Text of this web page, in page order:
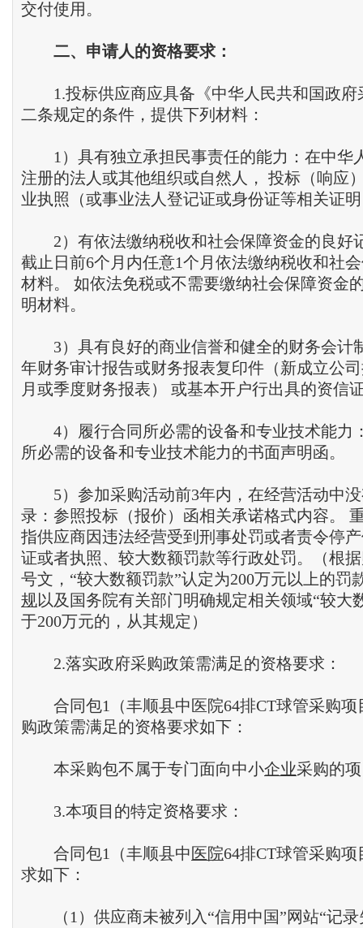
交付使用。
二、申请人的资格要求：
1.投标供应商应具备《中华人民共和国政府
二条规定的条件，提供下列材料：
1）具有独立承担民事责任的能力：在中华
注册的法人或其他组织或自然人， 投标（响应
业执照（或事业法人登记证或身份证等相关证
2）有依法缴纳税收和社会保障资金的良好
截止日前6个月内任意1个月依法缴纳税收和社
材料。 如依法免税或不需要缴纳社会保障资金
明材料。
3）具有良好的商业信誉和健全的财务会计
年财务审计报告或财务报表复印件（新成立公
月或季度财务报表） 或基本开户行出具的资信
4）履行合同所必需的设备和专业技术能力
所必需的设备和专业技术能力的书面声明函。
5）参加采购活动前3年内，在经营活动中没
录：参照投标（报价）函相关承诺格式内容。
指供应商因违法经营受到刑事处罚或者责令停
证或者执照、较大数额罚款等行政处罚。（根
号文，“较大数额罚款”认定为200万元以上的罚
规以及国务院有关部门明确规定相关领域“较大
于200万元的，从其规定）
2.落实政府采购政策需满足的资格要求：
合同包1（丰顺县中医院64排CT球管采购项
购政策需满足的资格要求如下：
本采购包不属于专门面向中小企业采购的
3.本项目的特定资格要求：
合同包1（丰顺县中 医院64排CT球管采购
求如下：
（1）供应商未被列入“信用中国”网站“记录